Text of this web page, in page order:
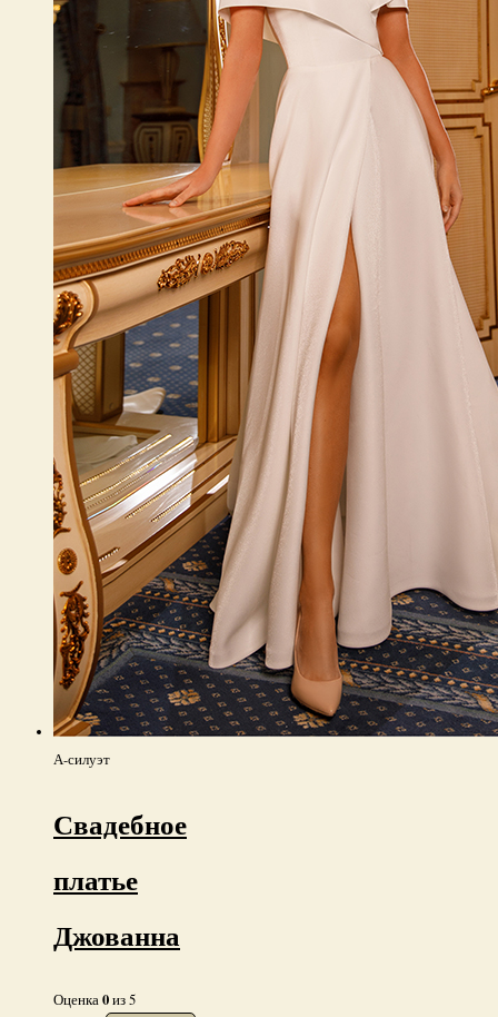
Свадебное
платье
Джованна